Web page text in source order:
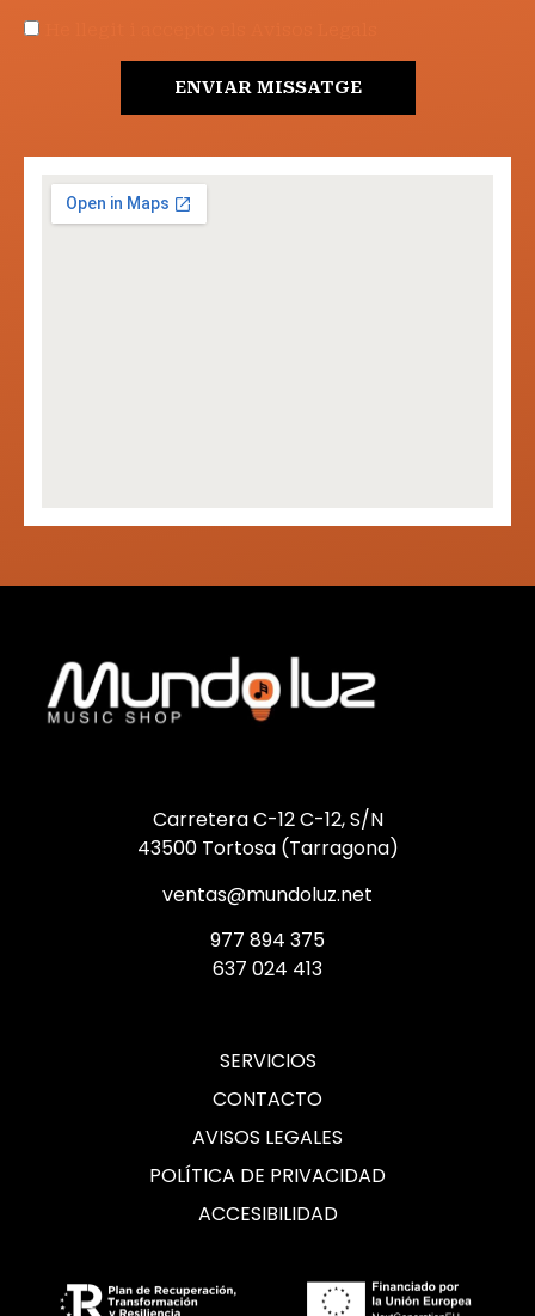
ENVIAR MISSATGE
Carretera C-12 C-12, S/N
43500 Tortosa (Tarragona)
ventas@mundoluz.net
977 894 375
637 024 413
SERVICIOS
CONTACTO
AVISOS LEGALES
POLÍTICA DE PRIVACIDAD
ACCESIBILIDAD